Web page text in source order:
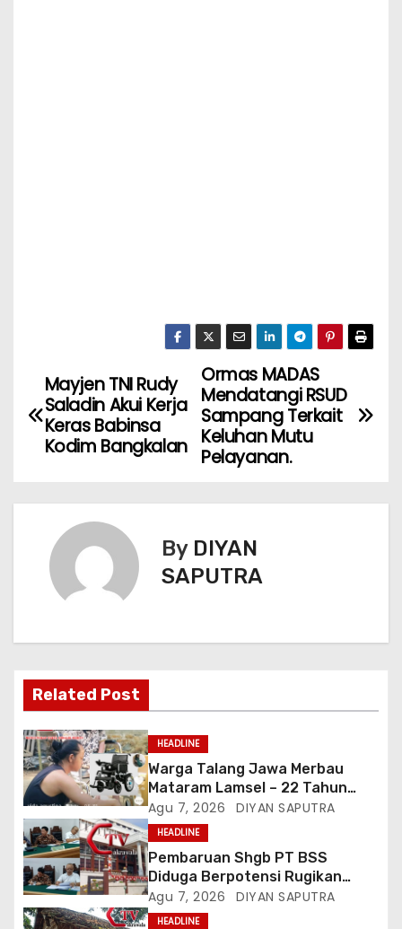
Ormas MADAS
Mendatangi RSUD
Sampang Terkait
Keluhan Mutu
Pelayanan.
Mayjen TNI Rudy
Saladin Akui Kerja
Keras Babinsa
Kodim Bangkalan
By DIYAN
SAPUTRA
Related Post
HEADLINE
Warga Talang Jawa Merbau
Mataram Lamsel – 22 Tahun
Lumpuh Vina Agustina Viral Di
Tiktok Inginkan Kursi Roda
Listrik, Kepala Perwakilan
Provinsi Lampung Media
Cakrawala Tv Meminta Pemda
Lamsel Bertindak
Agu 7, 2026 DIYAN SAPUTRA
HEADLINE
Pembaruan Shgb PT BSS
Diduga Berpotensi Rugikan
Negara, Kementrian ATR/BPN Di
Gugat Di PTUN Jakarta
Agu 7, 2026 DIYAN SAPUTRA
HEADLINE